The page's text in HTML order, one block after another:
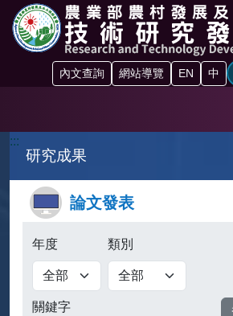
跳到主要內容區塊
內文查詢 網站導覽 EN 中
:::
研究成果
論文發表
年度 類別
關鍵字